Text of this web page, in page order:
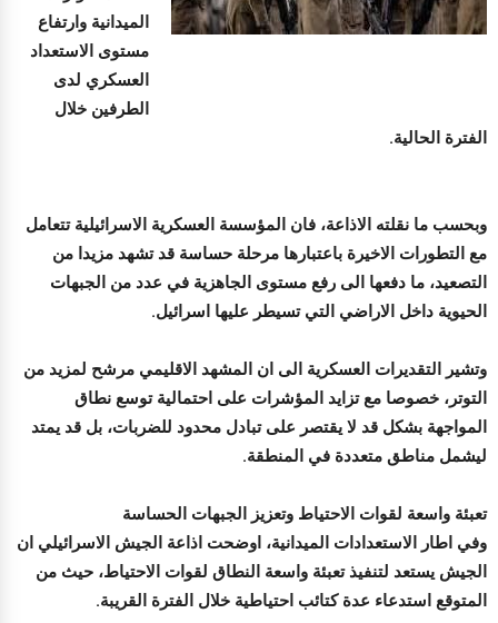
الميدانية وارتفاع
مستوى الاستعداد
العسكري لدى
الطرفين خلال
الفترة الحالية.
وبحسب ما نقلته الاذاعة، فان المؤسسة العسكرية الاسرائيلية تتعامل
مع التطورات الاخيرة باعتبارها مرحلة حساسة قد تشهد مزيدا من
التصعيد، ما دفعها الى رفع مستوى الجاهزية في عدد من الجبهات
الحيوية داخل الاراضي التي تسيطر عليها اسرائيل.
وتشير التقديرات العسكرية الى ان المشهد الاقليمي مرشح لمزيد من
التوتر، خصوصا مع تزايد المؤشرات على احتمالية توسع نطاق
المواجهة بشكل قد لا يقتصر على تبادل محدود للضربات، بل قد يمتد
ليشمل مناطق متعددة في المنطقة.
تعبئة واسعة لقوات الاحتياط وتعزيز الجبهات الحساسة
وفي اطار الاستعدادات الميدانية، اوضحت اذاعة الجيش الاسرائيلي ان
الجيش يستعد لتنفيذ تعبئة واسعة النطاق لقوات الاحتياط، حيث من
المتوقع استدعاء عدة كتائب احتياطية خلال الفترة القريبة.